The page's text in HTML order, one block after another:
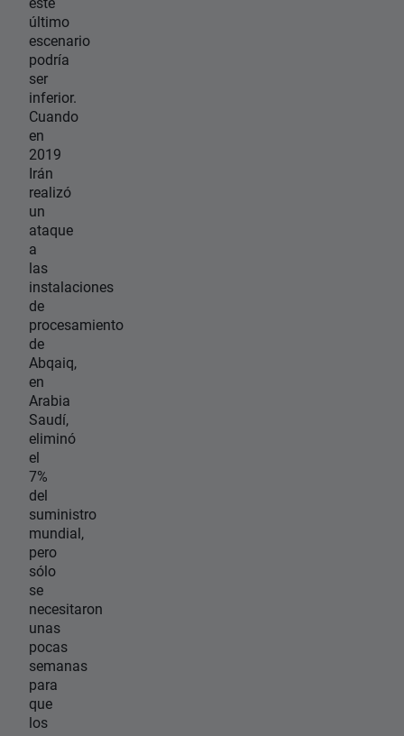
último
escenario
podría
ser
inferior.
Cuando
en
2019
Irán
realizó
un
ataque
a
las
instalaciones
de
procesamiento
de
Abqaiq,
en
Arabia
Saudí,
eliminó
el
7%
del
suministro
mundial,
pero
sólo
se
necesitaron
unas
pocas
semanas
para
que
los